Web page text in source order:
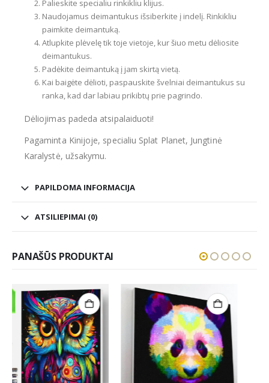
Palieskite specialiu rinkikliu klijus.
Naudojamus deimantukus išsiberkite į indelį. Rinkikliu
paimkite deimantuką.
Atlupkite plėvelę tik toje vietoje, kur šiuo metu dėliosite
deimantukus.
Padėkite deimantuką į jam skirtą vietą.
Kai baigėte dėlioti, paspauskite švelniai deimantukus su
ranka, kad dar labiau prikibtų prie pagrindo.
Dėliojimas padeda atsipalaiduoti!
Pagaminta Kinijoje, specialiu Splat Planet, Jungtinė
Karalystė, užsakymu.
PAPILDOMA INFORMACIJA
ATSILIEPIMAI (0)
PANAŠŪS PRODUKTAI